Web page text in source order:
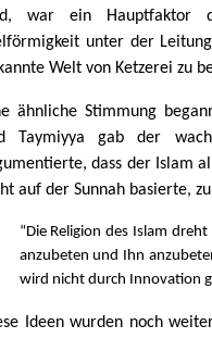
war ein Hauptfaktor
unter der
Welt von Ketzerei zu
ähnliche Stimmung
Taymiyya gab der
dass der Islam
auf der Sunnah basierte,
“Die Religion des Islam
anzubeten und Ihn
wird nicht durch Innovation
Ideen wurden noch